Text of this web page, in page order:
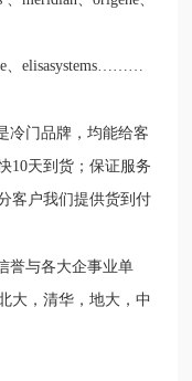
、elisasystems………
冷门品牌，均能给客
10天到货；保证服务
客户我们提供货到付
誉与各大企事业单
大，清华，地大，中